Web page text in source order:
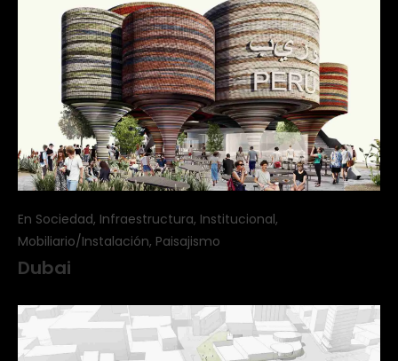
En Sociedad, Infraestructura, Institucional,
Mobiliario/Instalación, Paisajismo
Dubai